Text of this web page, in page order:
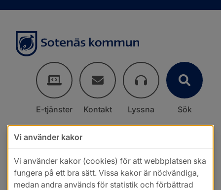
E-tjänster Kontakt Lyssna Sök
Vi använder kakor
Vi använder kakor (cookies) för att webbplatsen ska
fungera på ett bra sätt. Vissa kakor är nödvändiga,
medan andra används för statistik och förbättrad